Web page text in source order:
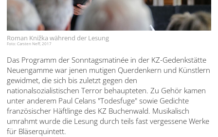
Roman Knižka während der Lesung
Foto: Carsten Neff, 2017
Das Programm der Sonntagsmatinée in der KZ-Gedenkstätte
Neuengamme war jenen mutigen Querdenkern und Künstlern
gewidmet, die sich bis zuletzt gegen den
nationalsozialistischen Terror behaupteten. Zu Gehör kamen
unter anderem Paul Celans "Todesfuge" sowie Gedichte
französischer Häftlinge des KZ Buchenwald. Musikalisch
umrahmt wurde die Lesung durch teils fast vergessene Werke
für Bläserquintett.